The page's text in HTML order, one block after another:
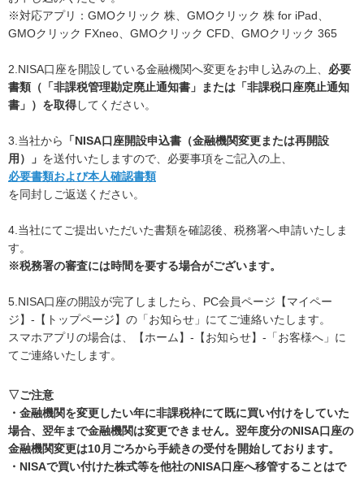
※対応アプリ：GMOクリック 株、GMOクリック 株 for iPad、
GMOクリック FXneo、GMOクリック CFD、GMOクリック 365
2.NISA口座を開設している金融機関へ変更をお申し込みの上、 必要
書類（「非課税管理勘定廃止通知書」または「非課税口座廃止通知
書」）を取得してください。
3.当社から
「NISA口座開設申込書（金融機関変更または再開設
用）」 を送付いたしますので、必要事項をご記入の上、
必要書類および本人確認書類
を同封しご返送ください。
4.当社にてご提出いただいた書類を確認後、税務署へ申請いたしま
す。
※税務署の審査には時間を要する場合がございます。
5.NISA口座の開設が完了しましたら、PC会員ページ【マイペー
ジ】-【トップページ】の「お知らせ」にてご連絡いたします。
スマホアプリの場合は、【ホーム】-【お知らせ】-「お客様へ」に
てご連絡いたします。
▽ご注意
・金融機関を変更したい年に非課税枠にて既に買い付けをしていた
場合、翌年まで金融機関は変更できません。翌年度分のNISA口座の
金融機関変更は10月ごろから手続きの受付を開始しております。
・NISAで買い付けた株式等を他社のNISA口座へ移管することはで